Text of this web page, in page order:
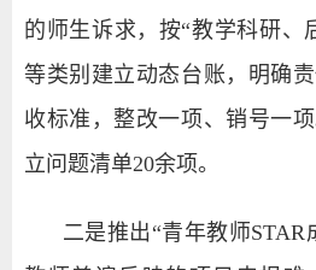
的师生诉求，按“教学科研、
等类别建立动态台账，明确
收标准，整改一项、销号一
立问题清单20余项。
二是推出“青年教师